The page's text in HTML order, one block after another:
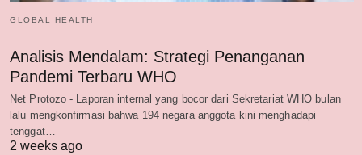
GLOBAL HEALTH
Analisis Mendalam: Strategi Penanganan
Pandemi Terbaru WHO
Net Protozo - Laporan internal yang bocor dari Sekretariat WHO bulan
lalu mengkonfirmasi bahwa 194 negara anggota kini menghadapi
tenggat…
2 weeks ago